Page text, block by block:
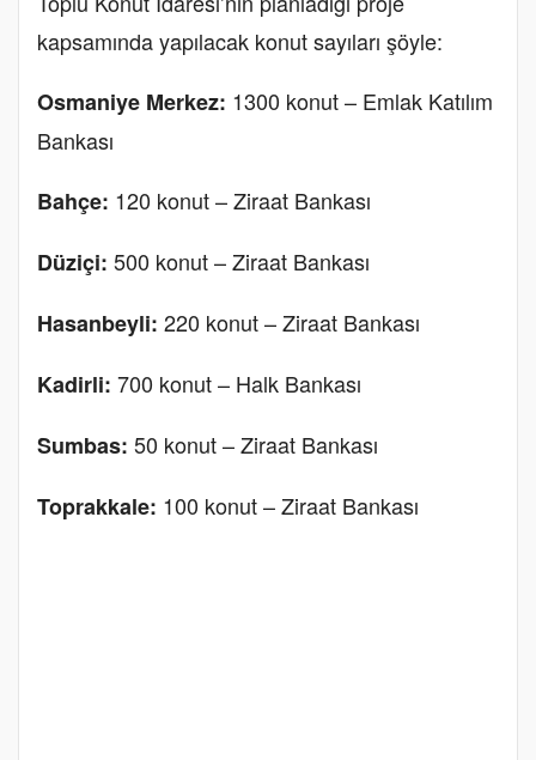
kapsamında yapılacak konut sayıları şöyle:
Osmaniye Merkez: 1300 konut – Emlak Katılım
Bankası
Bahçe: 120 konut – Ziraat Bankası
Düziçi: 500 konut – Ziraat Bankası
Hasanbeyli: 220 konut – Ziraat Bankası
Kadirli: 700 konut – Halk Bankası
Sumbas: 50 konut – Ziraat Bankası
Toprakkale: 100 konut – Ziraat Bankası